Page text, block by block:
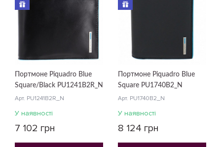
Портмоне Piquadro Blue
Square/Black PU1241B2R_N
Арт. PU1241B2R_N
У наявності
7 102 грн
Портмоне Piquadro Blue
Square PU1740B2_N
Арт. PU1740B2_N
У наявності
8 124 грн